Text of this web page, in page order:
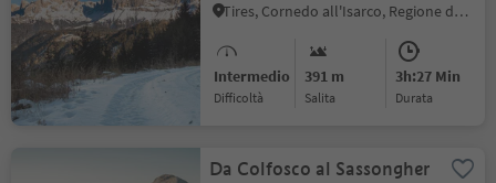
Tires, Cornedo all'Isarco, Regione dolomitica Val d'Ega
Intermedio
Difficoltà
391 m
Salita
3h:27 Min
durata
Da Colfosco al Sassongher